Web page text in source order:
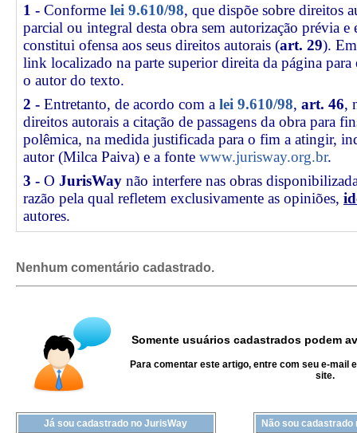
1 - Conforme lei 9.610/98, que dispõe sobre direitos
parcial ou integral desta obra sem autorização prévia e
constitui ofensa aos seus direitos autorais (art. 29).
link localizado na parte superior direita da página
o autor do texto.
2 - Entretanto, de acordo com a lei 9.610/98, art. 46,
direitos autorais a citação de passagens da obra para
polêmica, na medida justificada para o fim a atingir,
autor (Milca Paiva) e a fonte www.jurisway.org.br.
3 - O JurisWay não interfere nas obras
razão pela qual refletem exclusivamente as opiniões,
autores.
Nenhum comentário cadastrado.
Somente usuários cadastrados podem
Para comentar este artigo, entre com seu e-mail
site.
Já sou cadastrado no JurisWay Não sou cadastrado